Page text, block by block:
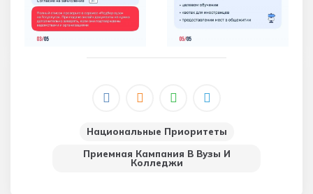
Национальные Приоритеты
Приемная Кампания В Вузы И
Колледжи